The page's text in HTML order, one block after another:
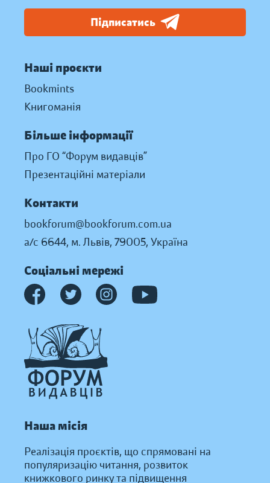
Підписатись
Наші проєкти
Bookmints
Книгоманія
Більше інформації
Про ГО “Форум видавців”
Презентаційні матеріали
Контакти
bookforum@bookforum.com.ua
а/с 6644, м. Львів, 79005, Україна
Соціальні мережі
Наша місія
Реалізація проєктів, що спрямовані на
популяризацію читання, розвиток
книжкового ринку та підвищення